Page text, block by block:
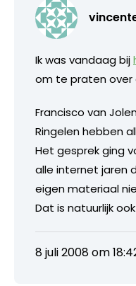
Ik was vandaag bij
om te praten over
Francisco van
Ringelen hebben
Het gesprek ging
alle internet jaren
eigen materiaal
Dat is natuurlijk
8 juli 2008 om